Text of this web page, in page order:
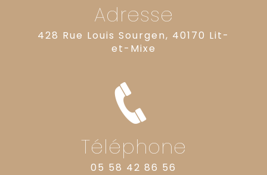
Adresse
428 Rue Louis Sourgen, 40170 Lit-
et-Mixe
Téléphone
05 58 42 86 56